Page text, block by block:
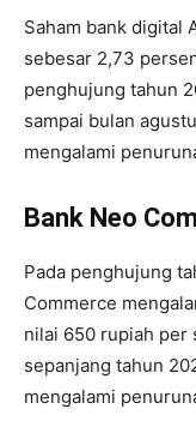
Saham bank digital
sebesar 2,73
penghujung tahun
sampai bulan
mengalami
Bank Neo
Pada penghujung
Commerce
nilai 650 rupiah per
sepanjang tahun
mengalami